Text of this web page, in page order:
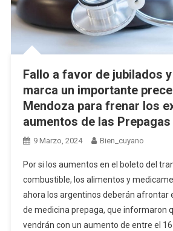
Fallo a favor de jubilados
marca un importante
Mendoza para frenar los
aumentos de las Prepagas
9 Marzo, 2024 Bien_cuyano
Por si los aumentos en el boleto del
combustible, los alimentos y
ahora los argentinos deberán afrontar
de medicina prepaga, que informaron
vendrán con un aumento de entre el